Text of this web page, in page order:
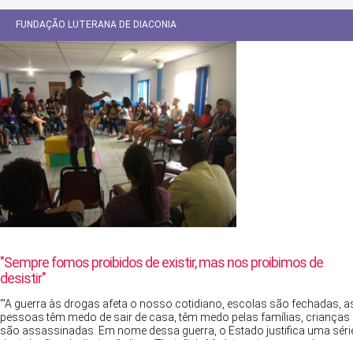
FUNDAÇÃO LUTERANA DE DIACONIA
"Sempre fomos proibidos de existir, mas nos proibimos de
desistir"
"'A guerra às drogas afeta o nosso cotidiano, escolas são fechadas,
pessoas têm medo de sair de casa, têm medo pelas famílias, crianças
são assassinadas. Em nome dessa guerra, o Estado justifica uma